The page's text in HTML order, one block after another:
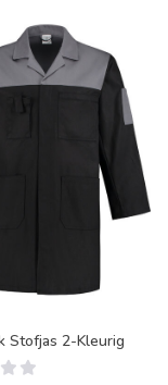
Stofjas 2-Kleurig